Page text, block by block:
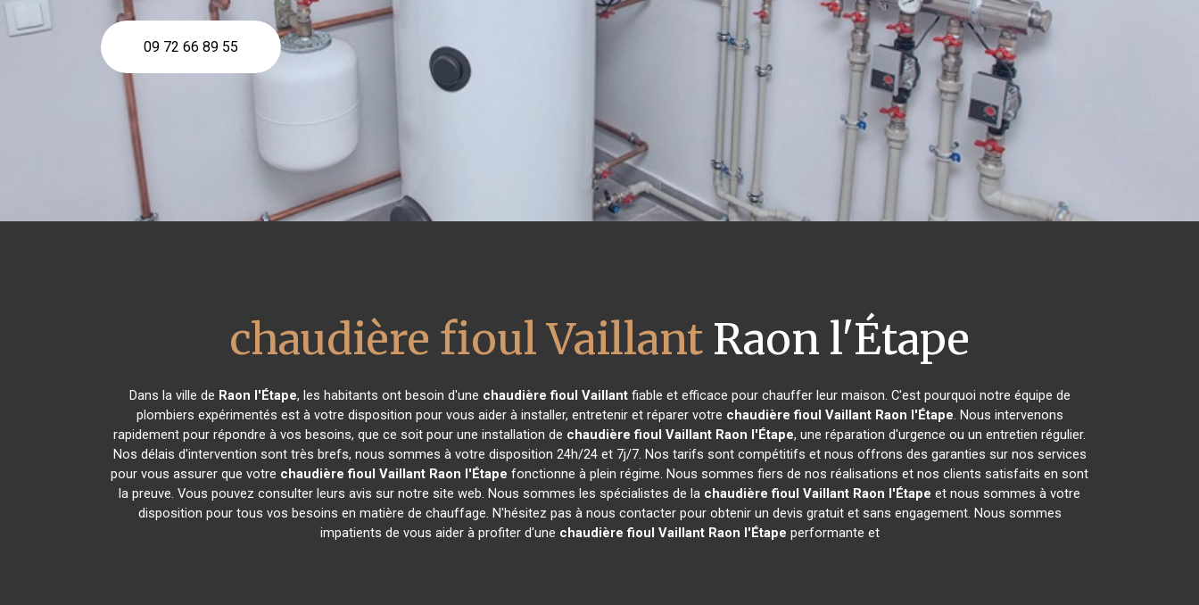
09 72 66 89 55
chaudière fioul Vaillant Raon l'Étape
Dans la ville de Raon l'Étape, les habitants ont besoin d'une chaudière fioul Vaillantfiable et efficace pour chauffer leur maison. C'est pourquoi notre équipe de
plombiers expérimentés est à votre disposition pour vous aider à installer, entretenir et réparer votre chaudière fioul Vaillant Raon l'Étape. Nous intervenons
rapidement pour répondre à vos besoins, que ce soit pour une installation de chaudière fioul Vaillant Raon l'Étape, une réparation d'urgence ou un entretien régulier.
Nos délais d'intervention sont très brefs, nous sommes à votre disposition 24h/24 et 7j/7. Nos tarifs sont compétitifs et nous offrons des garanties sur nos services
pour vous assurer que votre chaudière fioul Vaillant Raon l'Étape fonctionne à plein régime. Nous sommes fiers de nos réalisations et nos clients satisfaits en sont
la preuve. Vous pouvez consulter leurs avis sur notre site web. Nous sommes les spécialistes de la chaudière fioul Vaillant Raon l'Étape et nous sommes à votre
disposition pour tous vos besoins en matière de chauffage. N'hésitez pas à nous contacter pour obtenir un devis gratuit et sans engagement. Nous sommes
impatients de vous aider à profiter d'une chaudière fioul Vaillant Raon l'Étape performante et